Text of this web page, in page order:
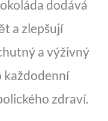
dodává
a zlepšují
a výživný
každodenní
zdraví.